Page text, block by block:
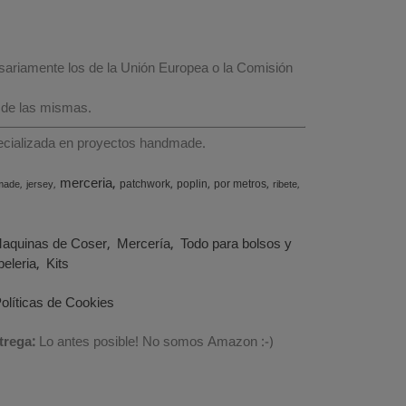
los de la Unión Europea o la Comisión
las mismas.
en proyectos handmade.
jersey merceria patchwork poplin por metros ribete
de Coser Mercería Todo para bolsos y
Kits
de Cookies
Lo antes posible! No somos Amazon :-)